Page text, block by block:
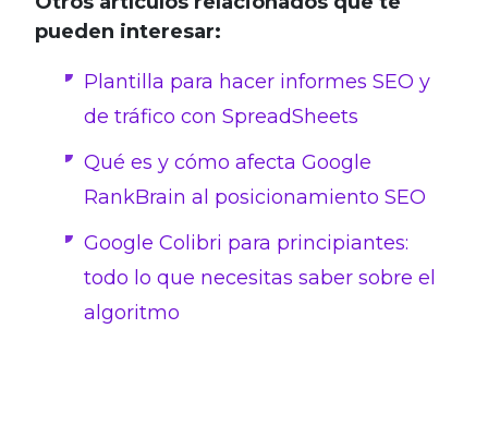
pueden interesar:
Plantilla para hacer informes SEO y
de tráfico con SpreadSheets
Qué es y cómo afecta Google
RankBrain al posicionamiento SEO
Google Colibri para principiantes:
todo lo que necesitas saber sobre el
algoritmo